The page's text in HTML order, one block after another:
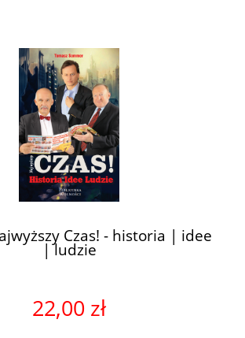
Czas! - historia | idee
| ludzie
22,00 zł